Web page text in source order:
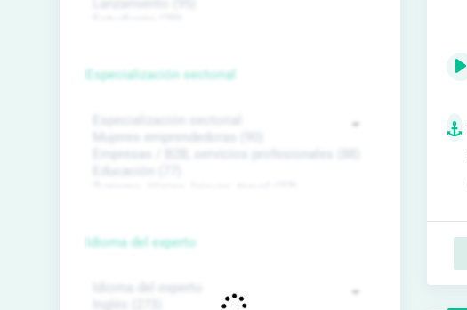
Especialización sectorial
Idioma del experto